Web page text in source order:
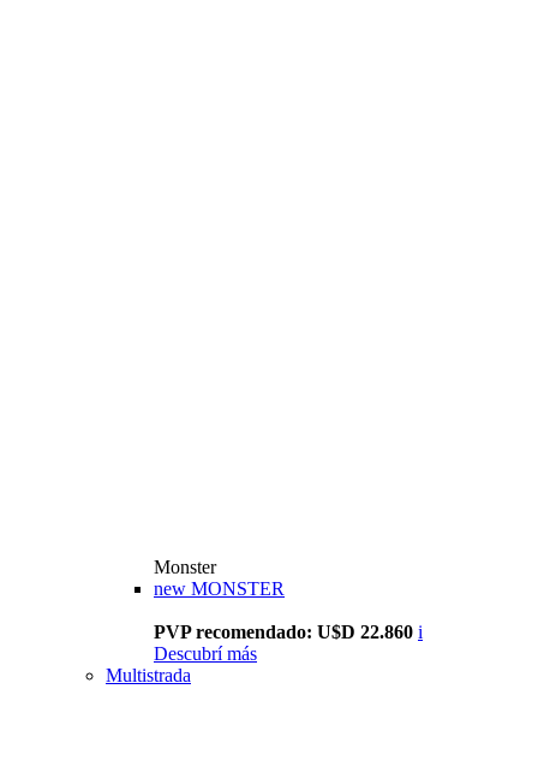
Monster
new MONSTER
PVP recomendado: U$D 22.860 i
Descubrí más
Multistrada